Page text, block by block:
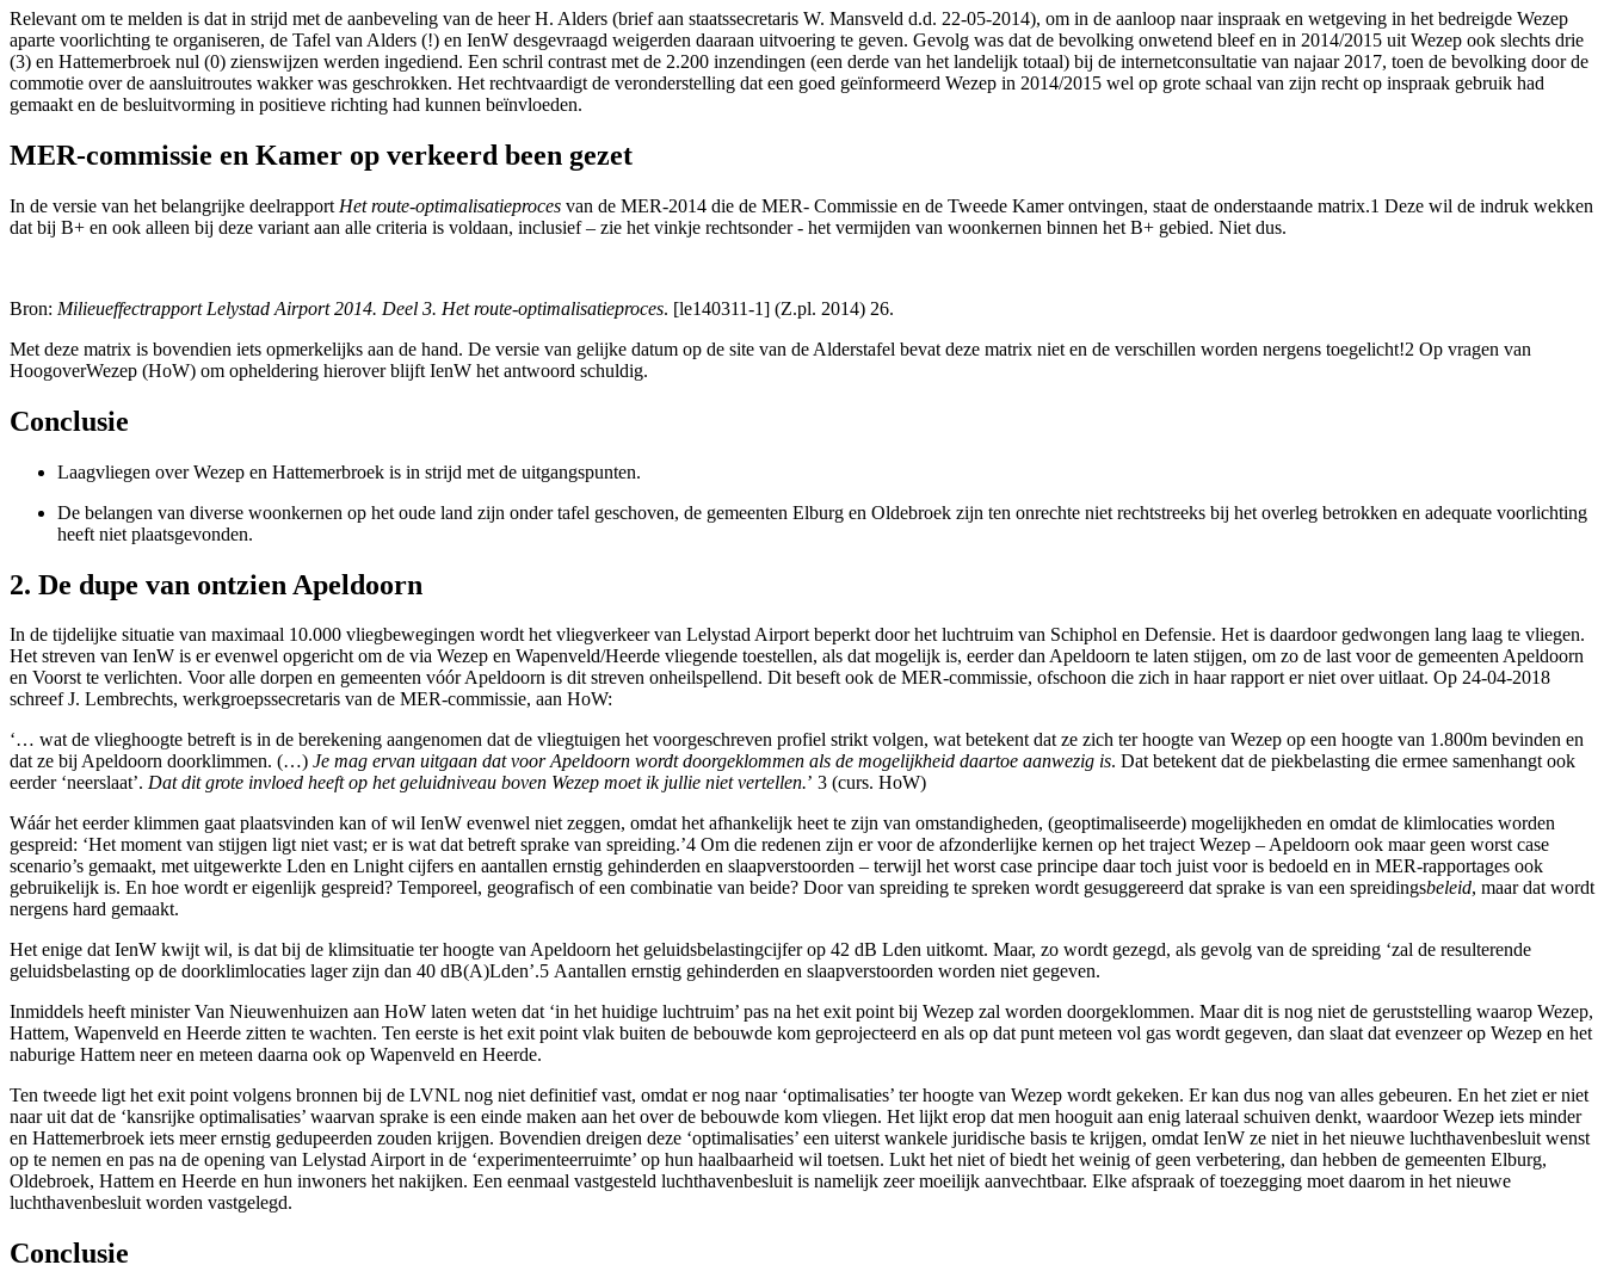
Relevant om te melden is dat in strijd met de aanbeveling van de heer H. Alders (brief aan staatssecretaris W. Mansveld d.d. 22-05-2014), om in de aanloop naar inspraak en wetgeving in het bedreigde Wezep
aparte voorlichting te organiseren, de Tafel van Alders (!) en IenW desgevraagd weigerden daaraan uitvoering te geven. Gevolg was dat de bevolking onwetend bleef en in 2014/2015 uit Wezep ook slechts drie
(3) en Hattemerbroek nul (0) zienswijzen werden ingediend. Een schril contrast met de 2.200 inzendingen (een derde van het landelijk totaal) bij de internetconsultatie van najaar 2017, toen de bevolking door de
commotie over de aansluitroutes wakker was geschrokken. Het rechtvaardigt de veronderstelling dat een goed geïnformeerd Wezep in 2014/2015 wel op grote schaal van zijn recht op inspraak gebruik had
gemaakt en de besluitvorming in positieve richting had kunnen beïnvloeden.
MER-commissie en Kamer op verkeerd been gezet
In de versie van het belangrijke deelrapport Het route-optimalisatieproces van de MER-2014 die de MER- Commissie en de Tweede Kamer ontvingen, staat de onderstaande matrix.1 Deze wil de indruk wekken
dat bij B+ en ook alleen bij deze variant aan alle criteria is voldaan, inclusief – zie het vinkje rechtsonder - het vermijden van woonkernen binnen het B+ gebied. Niet dus.
Bron: Milieueffectrapport Lelystad Airport 2014. Deel 3. Het route-optimalisatieproces. [le140311-1] (Z.pl. 2014) 26.
Met deze matrix is bovendien iets opmerkelijks aan de hand. De versie van gelijke datum op de site van de Alderstafel bevat deze matrix niet en de verschillen worden nergens toegelicht!2 Op vragen van
HoogoverWezep (HoW) om opheldering hierover blijft IenW het antwoord schuldig.
Conclusie
Laagvliegen over Wezep en Hattemerbroek is in strijd met de uitgangspunten.
De belangen van diverse woonkernen op het oude land zijn onder tafel geschoven, de gemeenten Elburg en Oldebroek zijn ten onrechte niet rechtstreeks bij het overleg betrokken en adequate voorlichting
heeft niet plaatsgevonden.
2. De dupe van ontzien Apeldoorn
In de tijdelijke situatie van maximaal 10.000 vliegbewegingen wordt het vliegverkeer van Lelystad Airport beperkt door het luchtruim van Schiphol en Defensie. Het is daardoor gedwongen lang laag te vliegen.
Het streven van IenW is er evenwel opgericht om de via Wezep en Wapenveld/Heerde vliegende toestellen, als dat mogelijk is, eerder dan Apeldoorn te laten stijgen, om zo de last voor de gemeenten Apeldoorn
en Voorst te verlichten. Voor alle dorpen en gemeenten vóór Apeldoorn is dit streven onheilspellend. Dit beseft ook de MER-commissie, ofschoon die zich in haar rapport er niet over uitlaat. Op 24-04-2018
schreef J. Lembrechts, werkgroepssecretaris van de MER-commissie, aan HoW:
‘… wat de vlieghoogte betreft is in de berekening aangenomen dat de vliegtuigen het voorgeschreven profiel strikt volgen, wat betekent dat ze zich ter hoogte van Wezep op een hoogte van 1.800m bevinden en
dat ze bij Apeldoorn doorklimmen. (…) Je mag ervan uitgaan dat voor Apeldoorn wordt doorgeklommen als de mogelijkheid daartoe aanwezig is. Dat betekent dat de piekbelasting die ermee samenhangt ook
eerder ‘neerslaat’. Dat dit grote invloed heeft op het geluidniveau boven Wezep moet ik jullie niet vertellen.’ 3 (curs. HoW)
Wáár het eerder klimmen gaat plaatsvinden kan of wil IenW evenwel niet zeggen, omdat het afhankelijk heet te zijn van omstandigheden, (geoptimaliseerde) mogelijkheden en omdat de klimlocaties worden
gespreid: ‘Het moment van stijgen ligt niet vast; er is wat dat betreft sprake van spreiding.’4 Om die redenen zijn er voor de afzonderlijke kernen op het traject Wezep – Apeldoorn ook maar geen worst case
scenario’s gemaakt, met uitgewerkte Lden en Lnight cijfers en aantallen ernstig gehinderden en slaapverstoorden – terwijl het worst case principe daar toch juist voor is bedoeld en in MER-rapportages ook
gebruikelijk is. En hoe wordt er eigenlijk gespreid? Temporeel, geografisch of een combinatie van beide? Door van spreiding te spreken wordt gesuggereerd dat sprake is van een spreidingsbeleid, maar dat wordt
nergens hard gemaakt.
Het enige dat IenW kwijt wil, is dat bij de klimsituatie ter hoogte van Apeldoorn het geluidsbelastingcijfer op 42 dB Lden uitkomt. Maar, zo wordt gezegd, als gevolg van de spreiding ‘zal de resulterende
geluidsbelasting op de doorklimlocaties lager zijn dan 40 dB(A)Lden’.5 Aantallen ernstig gehinderden en slaapverstoorden worden niet gegeven.
Inmiddels heeft minister Van Nieuwenhuizen aan HoW laten weten dat ‘in het huidige luchtruim’ pas na het exit point bij Wezep zal worden doorgeklommen. Maar dit is nog niet de geruststelling waarop Wezep,
Hattem, Wapenveld en Heerde zitten te wachten. Ten eerste is het exit point vlak buiten de bebouwde kom geprojecteerd en als op dat punt meteen vol gas wordt gegeven, dan slaat dat evenzeer op Wezep en het
naburige Hattem neer en meteen daarna ook op Wapenveld en Heerde.
Ten tweede ligt het exit point volgens bronnen bij de LVNL nog niet definitief vast, omdat er nog naar ‘optimalisaties’ ter hoogte van Wezep wordt gekeken. Er kan dus nog van alles gebeuren. En het ziet er niet
naar uit dat de ‘kansrijke optimalisaties’ waarvan sprake is een einde maken aan het over de bebouwde kom vliegen. Het lijkt erop dat men hooguit aan enig lateraal schuiven denkt, waardoor Wezep iets minder
en Hattemerbroek iets meer ernstig gedupeerden zouden krijgen. Bovendien dreigen deze ‘optimalisaties’ een uiterst wankele juridische basis te krijgen, omdat IenW ze niet in het nieuwe luchthavenbesluit wenst
op te nemen en pas na de opening van Lelystad Airport in de ‘experimenteerruimte’ op hun haalbaarheid wil toetsen. Lukt het niet of biedt het weinig of geen verbetering, dan hebben de gemeenten Elburg,
Oldebroek, Hattem en Heerde en hun inwoners het nakijken. Een eenmaal vastgesteld luchthavenbesluit is namelijk zeer moeilijk aanvechtbaar. Elke afspraak of toezegging moet daarom in het nieuwe
luchthavenbesluit worden vastgelegd.
Conclusie